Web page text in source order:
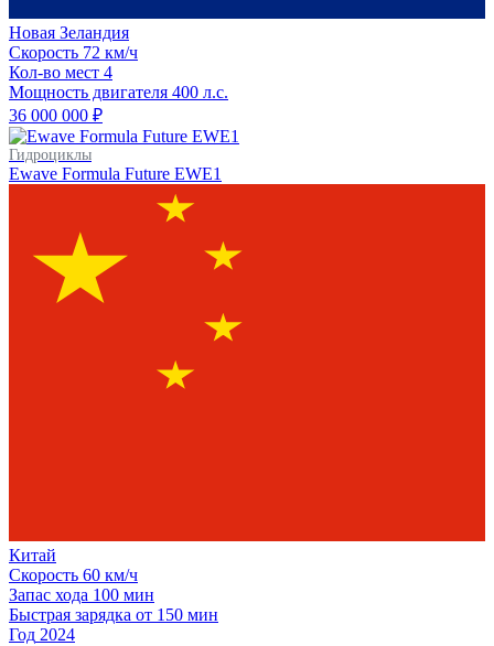
Новая Зеландия
Скорость 72 км/ч
Кол-во мест 4
Мощность двигателя 400 л.с.
36 000 000 ₽
Гидроциклы
Ewave Formula Future EWE1
Китай
Скорость 60 км/ч
Запас хода 100 мин
Быстрая зарядка от 150 мин
Год 2024